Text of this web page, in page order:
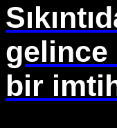
gelince
bir